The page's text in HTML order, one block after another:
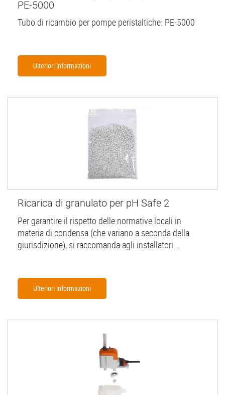
PE-5000
Tubo di ricambio per pompe peristaltiche: PE-5000
Ulteriori informazioni
Ricarica di granulato per pH Safe 2
Per garantire il rispetto delle normative locali in
materia di condensa (che variano a seconda della
giurisdizione), si raccomanda agli installatori...
Ulteriori informazioni